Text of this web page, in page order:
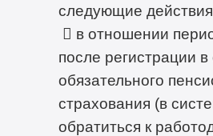
следующие
 в отношении
после регистрации
обязательного
страхования (в
обратиться к